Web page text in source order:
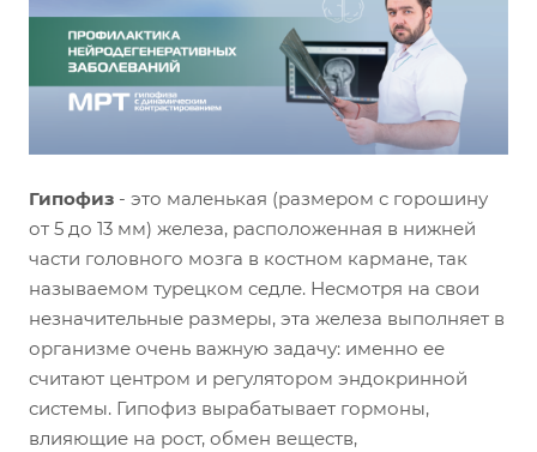
Гипофиз - это маленькая (размером с горошину
от 5 до 13 мм) железа, расположенная в нижней
части головного мозга в костном кармане, так
называемом турецком седле. Несмотря на свои
незначительные размеры, эта железа выполняет в
организме очень важную задачу: именно ее
считают центром и регулятором эндокринной
системы. Гипофиз вырабатывает гормоны,
влияющие на рост, обмен веществ,